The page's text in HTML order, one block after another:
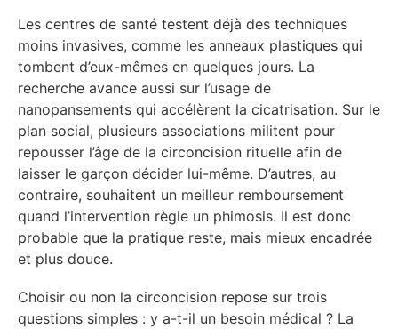
Les centres de santé testent déjà des techniques
moins invasives, comme les anneaux plastiques qui
tombent d’eux-mêmes en quelques jours. La
recherche avance aussi sur l’usage de
nanopansements qui accélèrent la cicatrisation. Sur le
plan social, plusieurs associations militent pour
repousser l’âge de la circoncision rituelle afin de
laisser le garçon décider lui-même. D’autres, au
contraire, souhaitent un meilleur remboursement
quand l’intervention règle un phimosis. Il est donc
probable que la pratique reste, mais mieux encadrée
et plus douce.
Choisir ou non la circoncision repose sur trois
questions simples : y a-t-il un besoin médical ? La